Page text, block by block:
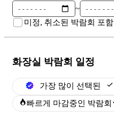
~
미정, 취소된 박람회 포함
화장실 박람회 일정
가장 많이 선택된
빠르게 마감중인 박람회